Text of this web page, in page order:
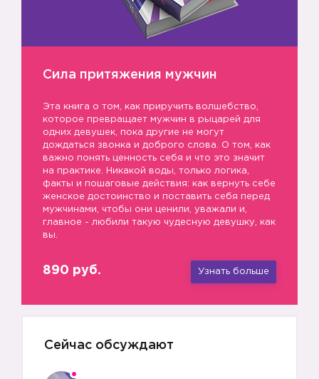
Сила притяжения мужчин
Эта книга о том, как приручить волшебство,
которое превращает мужчин в рыцарей для
одних девушек, пока другие не могут
дождаться звонка и доброго слова. О том, как
важно понять ценность себя и что это значит
на практике. Никакой воды, только логика,
факты и пошаговые действия: как вернуть себе
женское достоинство и поставить себя перед
мужчинами, чтобы они ценили, уважали и,
главное - любили такую чудесную девушку, как
вы.
890 руб. Узнать больше
Сейчас обсуждают